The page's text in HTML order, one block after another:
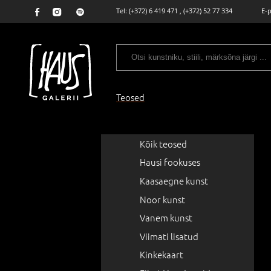
Tel: (+372) 6 419 471 , (+372) 52 77 334 E-
Teosed
Kõik teosed
Hausi fookuses
Kaasaegne kunst
Noor kunst
Vanem kunst
Viimati lisatud
Kinkekaart